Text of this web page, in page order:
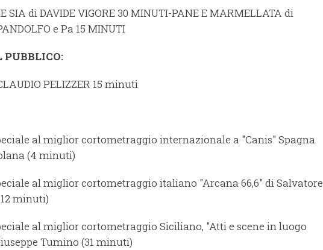
SIA di DAVIDE VIGORE 30 MINUTI-PANE E MARMELLATA di
e Pa 15 MINUTI
PUBBLICO:
PELIZZER 15 minuti
al miglior cortometraggio internazionale a "Canis" Spagna
(4 minuti)
al miglior cortometraggio italiano "Arcana 66,6" di Salvatore
minuti)
al miglior cortometraggio Siciliano, "Atti e scene in luogo
Tumino (31 minuti)